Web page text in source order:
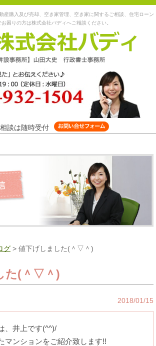
産購入及び売却、空き家管理、空き家に関するご相談、住宅ローン
困りの方は株式会社バディへご相談ください。
談は随時受付
グ > 値下げしました(＾▽＾)
た(＾▽＾)
2018/01/15
、井上です(^^)/
マンションをご紹介致します!!